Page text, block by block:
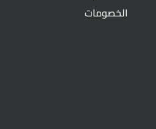
الخصومات